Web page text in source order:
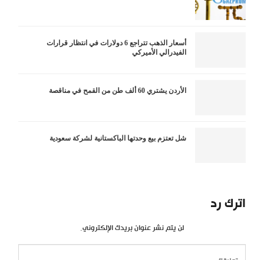
أسعار الذهب تتراجع 6 دولارات في انتظار قرارات
الفيدرالي الأميركي
الأردن يشتري 60 ألف طن من القمح في مناقصة
شل تعتزم بيع وحدتها الباكستانية لشركة سعودية
اترك رد
لن يتم نشر عنوان بريدك الإلكتروني.